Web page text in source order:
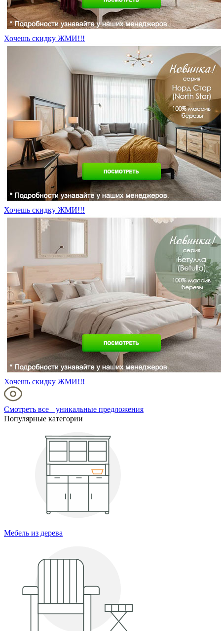
Хочешь скидку ЖМИ!!!
Хочешь скидку ЖМИ!!!
Хочешь скидку ЖМИ!!!
Смотреть все уникальные предложения
Популярные категории
Мебель из дерева